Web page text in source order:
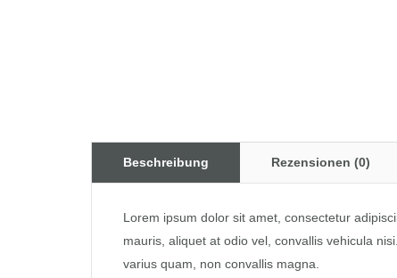
Beschreibung Rezensionen (0)
Lorem ipsum dolor sit amet, consectetur
mauris, aliquet at odio vel, convallis vehicula
varius quam, non convallis magna.